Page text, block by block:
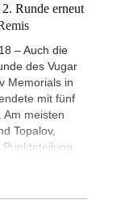
Runde erneut
– Auch die
des Vugar
Memorials in
mit fünf
Am meisten
Topalov,